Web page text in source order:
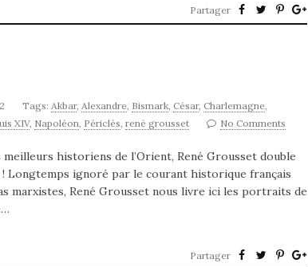
Partager
Tags: Akbar, Alexandre, Bismark, César, Charlemagne,
XIV, Napoléon, Périclès, rené grousset No Comments
historiens de l’Orient, René Grousset double
Longtemps ignoré par le courant historique français
marxistes, René Grousset nous livre ici les portraits de
Partager